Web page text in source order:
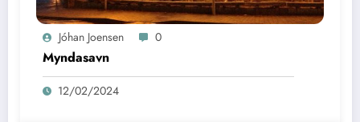
Jóhan Joensen 0
Myndasavn
12/02/2024